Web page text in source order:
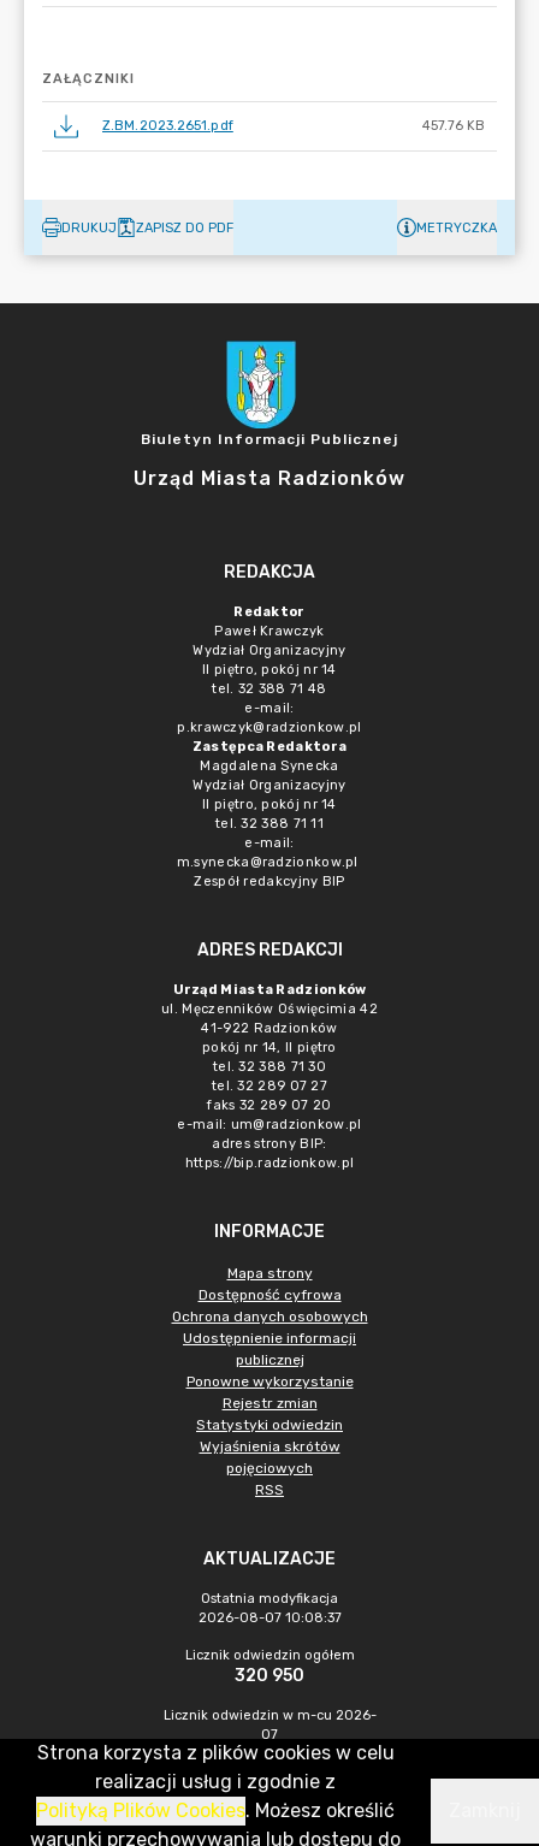
ZAŁĄCZNIKI
Z.BM.2023.2651.pdf 457.76 KB
DRUKUJ ZAPISZ DO PDF METRYCZKA
Biuletyn Informacji Publicznej
Urząd Miasta Radzionków
REDAKCJA
Redaktor
Paweł Krawczyk
Wydział Organizacyjny
II piętro, pokój nr 14
tel. 32 388 71 48
e-mail:
p.krawczyk@radzionkow.pl
Zastępca Redaktora
Magdalena Synecka
Wydział Organizacyjny
II piętro, pokój nr 14
tel. 32 388 71 11
e-mail:
m.synecka@radzionkow.pl
Zespół redakcyjny BIP
ADRES REDAKCJI
Urząd Miasta Radzionków
ul. Męczenników Oświęcimia 42
41-922 Radzionków
pokój nr 14, II piętro
tel. 32 388 71 30
tel. 32 289 07 27
faks 32 289 07 20
e-mail: um@radzionkow.pl
adres strony BIP:
https://bip.radzionkow.pl
INFORMACJE
Mapa strony
Dostępność cyfrowa
Ochrona danych osobowych
Udostępnienie informacji
publicznej
Ponowne wykorzystanie
Rejestr zmian
Statystyki odwiedzin
Wyjaśnienia skrótów
pojęciowych
RSS
AKTUALIZACJE
Ostatnia modyfikacja
2026-08-07 10:08:37
Licznik odwiedzin ogółem
320 950
Licznik odwiedzin w m-cu 2026-
07
1 009
CMS & Hosting: Nefeni Sp. z o.o.
Strona korzysta z plików cookies w celu
realizacji usług i zgodnie z
Polityką Plików Cookies. Możesz określić
warunki przechowywania lub dostępu do